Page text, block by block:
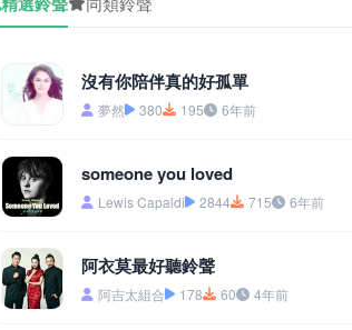
沒有你陪伴真的好孤單
夢然 380 195 6年前
someone you loved
Lewis Capaldi 2844 715 6年前
阿衣莫最好聽鈴聲
阿吉太組合 178 60 4年前